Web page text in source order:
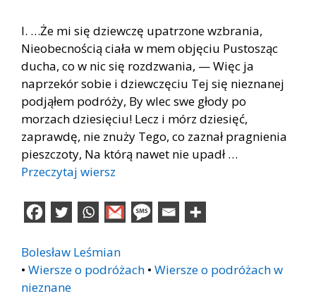
I. …Że mi się dziewczę upatrzone wzbrania,
Nieobecnością ciała w mem objęciu Pustosząc
ducha, co w nic się rozdzwania, — Więc ja
naprzekór sobie i dziewczęciu Tej się nieznanej
podjąłem podróży, By wlec swe głody po
morzach dziesięciu! Lecz i mórz dziesięć,
zaprawdę, nie znuży Tego, co zaznał pragnienia
pieszczoty, Na którą nawet nie upadł …
Przeczytaj wiersz
Bolesław Leśmian
• Wiersze o podróżach • Wiersze o podróżach w
nieznane